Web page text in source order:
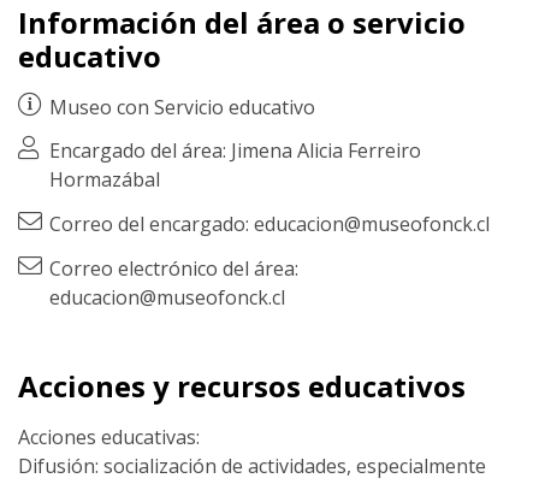
Información del área o servicio
educativo
Museo con Servicio educativo
Encargado del área: Jimena Alicia Ferreiro
Hormazábal
Correo del encargado: educacion@museofonck.cl
Correo electrónico del área:
educacion@museofonck.cl
Acciones y recursos educativos
Acciones educativas:
Difusión: socialización de actividades, especialmente